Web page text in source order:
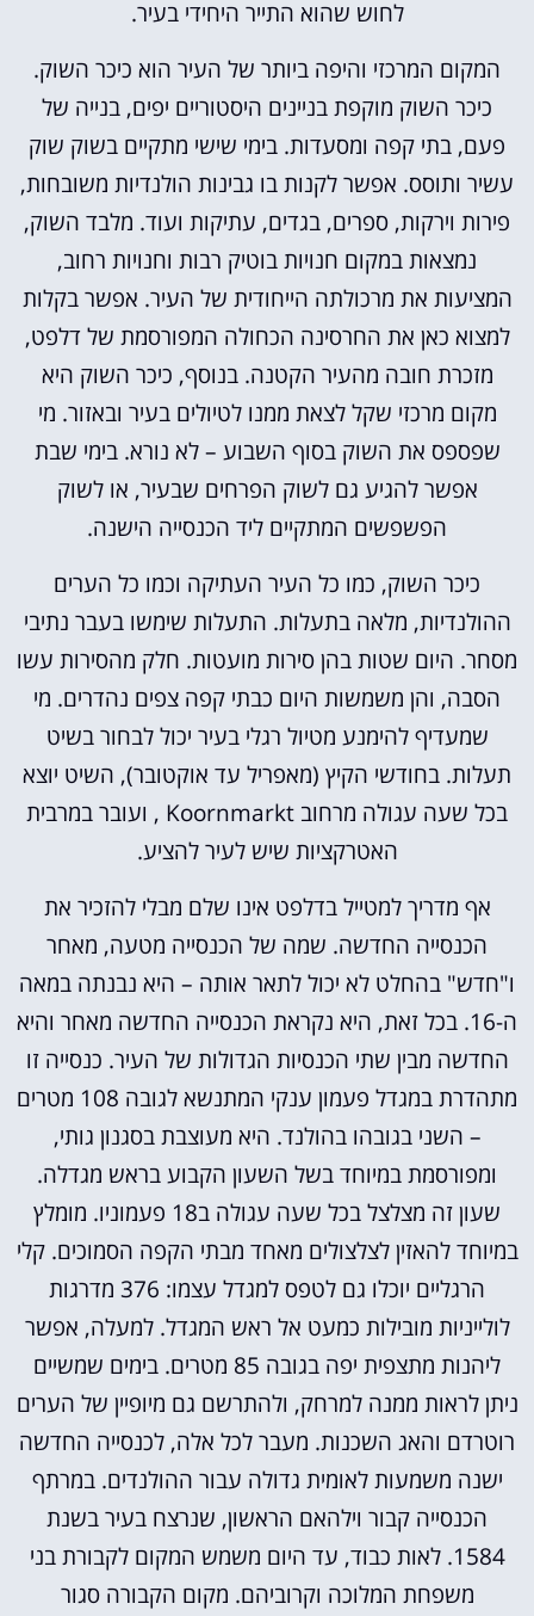
לחוש שהוא התייר היחידי בעיר.
המקום המרכזי והיפה ביותר של העיר הוא כיכר השוק.
כיכר השוק מוקפת בניינים היסטוריים יפים, בנייה של
פעם, בתי קפה ומסעדות. בימי שישי מתקיים בשוק שוק
עשיר ותוסס. אפשר לקנות בו גבינות הולנדיות משובחות,
פירות וירקות, ספרים, בגדים, עתיקות ועוד. מלבד השוק,
נמצאות במקום חנויות בוטיק רבות וחנויות רחוב,
המציעות את מרכולתה הייחודית של העיר. אפשר בקלות
למצוא כאן את החרסינה הכחולה המפורסמת של דלפט,
מזכרת חובה מהעיר הקטנה. בנוסף, כיכר השוק היא
מקום מרכזי שקל לצאת ממנו לטיולים בעיר ובאזור. מי
שפספס את השוק בסוף השבוע – לא נורא. בימי שבת
אפשר להגיע גם לשוק הפרחים שבעיר, או לשוק
הפשפשים המתקיים ליד הכנסייה הישנה.
כיכר השוק, כמו כל העיר העתיקה וכמו כל הערים
ההולנדיות, מלאה בתעלות. התעלות שימשו בעבר נתיבי
מסחר. היום שטות בהן סירות מועטות. חלק מהסירות עשו
הסבה, והן משמשות היום כבתי קפה צפים נהדרים. מי
שמעדיף להימנע מטיול רגלי בעיר יכול לבחור בשיט
תעלות. בחודשי הקיץ (מאפריל עד אוקטובר), השיט יוצא
בכל שעה עגולה מרחוב Koornmarkt
, ועובר במרבית
האטרקציות שיש לעיר להציע.
אף מדריך למטייל בדלפט אינו שלם מבלי להזכיר את
הכנסייה החדשה. שמה של הכנסייה מטעה, מאחר
ו"חדש" בהחלט לא יכול לתאר אותה – היא נבנתה במאה
ה-16. בכל זאת, היא נקראת הכנסייה החדשה מאחר והיא
החדשה מבין שתי הכנסיות הגדולות של העיר. כנסייה זו
מתהדרת במגדל פעמון ענקי המתנשא לגובה 108 מטרים
– השני בגובהו בהולנד. היא מעוצבת בסגנון גותי,
ומפורסמת במיוחד בשל השעון הקבוע בראש מגדלה.
שעון זה מצלצל בכל שעה עגולה ב18 פעמוניו. מומלץ
במיוחד להאזין לצלצולים מאחד מבתי הקפה הסמוכים. קלי
הרגליים יוכלו גם לטפס למגדל עצמו: 376 מדרגות
לולייניות מובילות כמעט אל ראש המגדל. למעלה, אפשר
ליהנות מתצפית יפה בגובה 85 מטרים. בימים שמשיים
ניתן לראות ממנה למרחק, ולהתרשם גם מיופיין של הערים
רוטרדם והאג השכנות. מעבר לכל אלה, לכנסייה החדשה
ישנה משמעות לאומית גדולה עבור ההולנדים. במרתף
הכנסייה קבור וילהאם הראשון, שנרצח בעיר בשנת
1584. לאות כבוד, עד היום משמש המקום לקבורת בני
משפחת המלוכה וקרוביהם. מקום הקבורה סגור